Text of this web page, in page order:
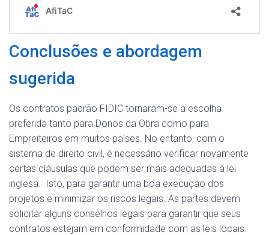
Conclusões e abordagem
sugerida
Os contratos padrão FIDIC tornaram-se a escolha
preferida tanto para Donos da Obra como para
Empreiteiros em muitos países. No entanto, com o
sistema de direito civil, é necessário verificar novamente
certas cláusulas que podem ser mais adequadas à lei
inglesa. Isto, para garantir uma boa execução dos
projetos e minimizar os riscos legais. As partes devem
solicitar alguns conselhos legais para garantir que seus
contratos estejam em conformidade com as leis locais.